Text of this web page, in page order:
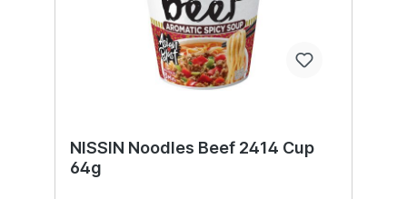
NISSIN Noodles Beef 2414 Cup
64g